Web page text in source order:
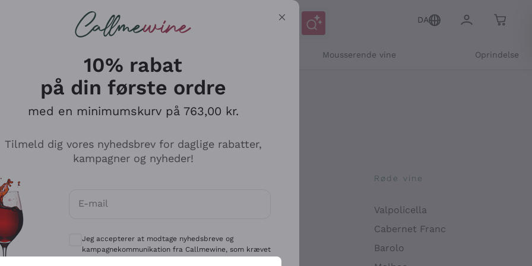
DA
Mousserende vine Oprindelse
Antinori
Ca' del Bosco
Gavi
Røde vine
Valpolicella
Cabernet Franc
Barolo
10% rabat
på din første ordre
med en minimumskurv på 763,00 kr.
Tilmeld dig vores nyhedsbrev for daglige rabatter,
kampagner og nyheder!
E-mail
Valgfrie samtykker for at modtage kommunikation og personlige tilbud
Jeg accepterer at modtage nyhedsbreve og
kampagnekommunikation fra Callmewine, som krævet